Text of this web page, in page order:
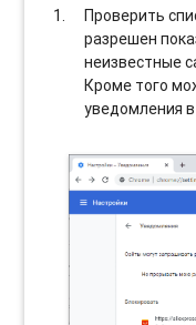
Проверить
разрешен
неизвестные
Кроме того
уведомления